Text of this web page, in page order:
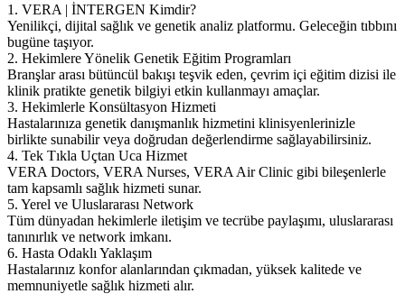
1. VERA | İNTERGEN Kimdir?
Yenilikçi, dijital sağlık ve genetik analiz platformu. Geleceğin tıbbını
bugüne taşıyor.
2. Hekimlere Yönelik Genetik Eğitim Programları
Branşlar arası bütüncül bakışı teşvik eden, çevrim içi eğitim dizisi ile
klinik pratikte genetik bilgiyi etkin kullanmayı amaçlar.
3. Hekimlerle Konsültasyon Hizmeti
Hastalarınıza genetik danışmanlık hizmetini klinisyenlerinizle
birlikte sunabilir veya doğrudan değerlendirme sağlayabilirsiniz.
4. Tek Tıkla Uçtan Uca Hizmet
VERA Doctors, VERA Nurses, VERA Air Clinic gibi bileşenlerle
tam kapsamlı sağlık hizmeti sunar.
5. Yerel ve Uluslararası Network
Tüm dünyadan hekimlerle iletişim ve tecrübe paylaşımı, uluslararası
tanınırlık ve network imkanı.
6. Hasta Odaklı Yaklaşım
Hastalarınız konfor alanlarından çıkmadan, yüksek kalitede ve
memnuniyetle sağlık hizmeti alır.